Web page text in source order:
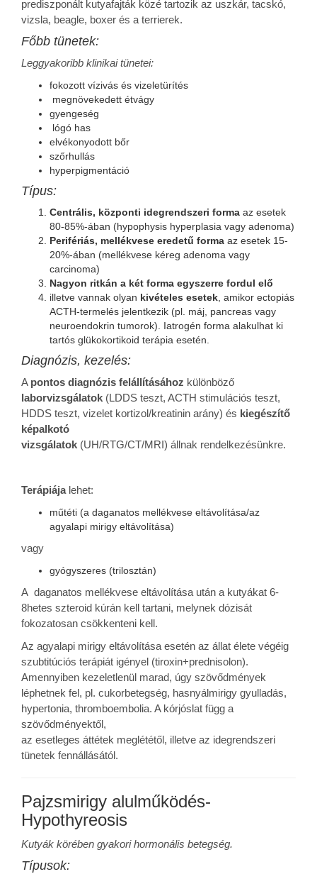
prediszponált kutyafajták közé tartozik az uszkár, tacskó,
vizsla, beagle, boxer és a terrierek.
Főbb tünetek:
Leggyakoribb klinikai tünetei:
fokozott vízivás és vizeletürítés
megnövekedett étvágy
gyengeség
lógó has
elvékonyodott bőr
szőrhullás
hyperpigmentáció
Típus:
Centrális, központi idegrendszeri forma az esetek
80-85%-ában (hypophysis hyperplasia vagy adenoma)
Perifériás, mellékvese eredetű forma az esetek 15-
20%-ában (mellékvese kéreg adenoma vagy
carcinoma)
Nagyon ritkán a két forma egyszerre fordul elő
illetve vannak olyan kivételes esetek , amikor ectopiás
ACTH-termelés jelentkezik (pl. máj, pancreas vagy
neuroendokrin tumorok). Iatrogén forma alakulhat ki
tartós glükokortikoid terápia esetén.
Diagnózis, kezelés:
A pontos diagnózis felállításához különböző
laborvizsgálatok (LDDS teszt, ACTH stimulációs teszt,
HDDS teszt, vizelet kortizol/kreatinin arány) és kiegészítő
képalkotó
vizsgálatok (UH/RTG/CT/MRI) állnak rendelkezésünkre.
Terápiájalehet:
műtéti (a daganatos mellékvese eltávolítása/az
agyalapi mirigy eltávolítása)
vagy
gyógyszeres (trilosztán)
A daganatos mellékvese eltávolítása után a kutyákat 6-
8hetes szteroid kúrán kell tartani, melynek dózisát
fokozatosan csökkenteni kell.
Az agyalapi mirigy eltávolítása esetén az állat élete végéig
szubtitúciós terápiát igényel (tiroxin+prednisolon).
Amennyiben kezeletlenül marad, úgy szövődmények
léphetnek fel, pl. cukorbetegség, hasnyálmirigy gyulladás,
hypertonia, thromboembolia. A kórjóslat függ a
szövődményektől,
az esetleges áttétek meglététől, illetve az idegrendszeri
tünetek fennállásától.
Pajzsmirigy alulműködés-
Hypothyreosis
Kutyák körében gyakori hormonális betegség.
Típusok: